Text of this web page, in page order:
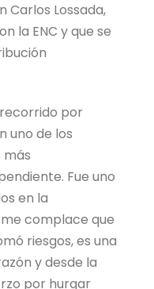
Carlos Lossada,
la ENC y que se
recorrido por
uno de los
Fue uno
en la
complace que
riesgos, es una
y desde la
por hurgar